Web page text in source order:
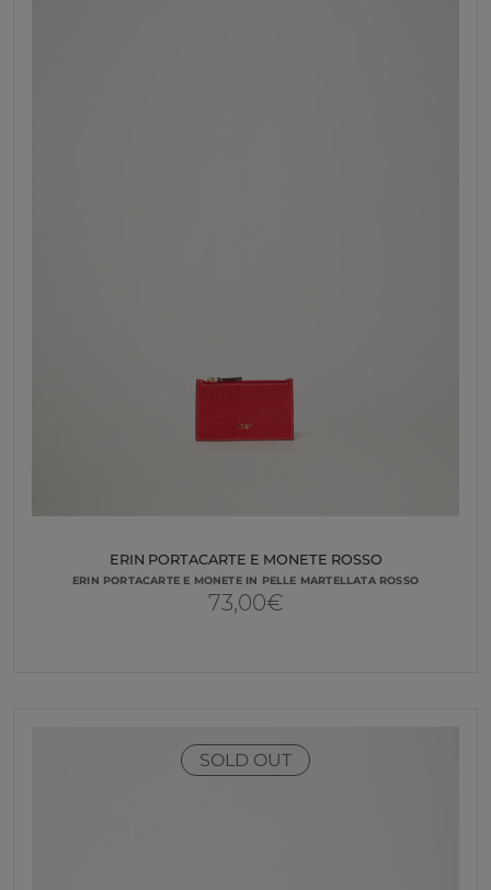
ERIN PORTACARTE E MONETE ROSSO
ERIN PORTACARTE E MONETE IN PELLE MARTELLATA ROSSO
73,00€
SOLD OUT